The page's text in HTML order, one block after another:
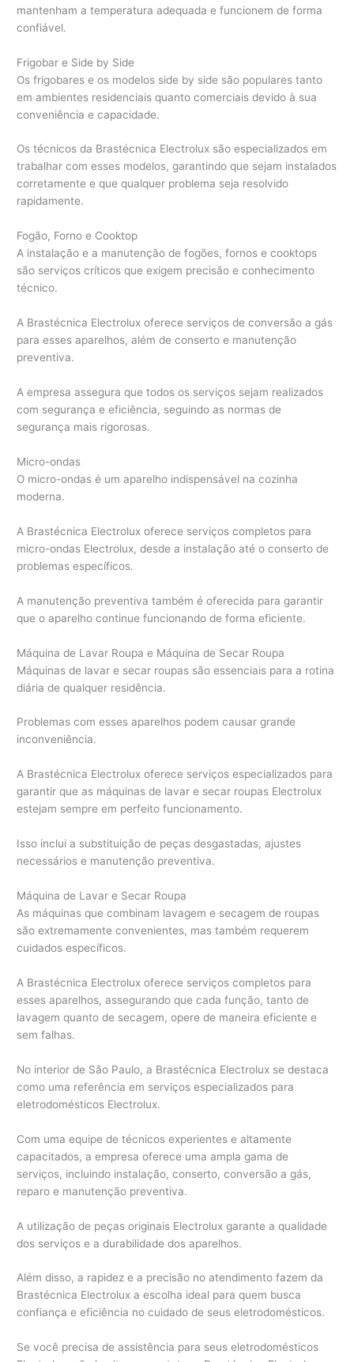
mantenham a temperatura adequada e funcionem de forma
confiável.
Frigobar e Side by Side
Os frigobares e os modelos side by side são populares tanto
em ambientes residenciais quanto comerciais devido à sua
conveniência e capacidade.
Os técnicos da Brastécnica Electrolux são especializados em
trabalhar com esses modelos, garantindo que sejam instalados
corretamente e que qualquer problema seja resolvido
rapidamente.
Fogão, Forno e Cooktop
A instalação e a manutenção de fogões, fornos e cooktops
são serviços críticos que exigem precisão e conhecimento
técnico.
A Brastécnica Electrolux oferece serviços de conversão a gás
para esses aparelhos, além de conserto e manutenção
preventiva.
A empresa assegura que todos os serviços sejam realizados
com segurança e eficiência, seguindo as normas de
segurança mais rigorosas.
Micro-ondas
O micro-ondas é um aparelho indispensável na cozinha
moderna.
A Brastécnica Electrolux oferece serviços completos para
micro-ondas Electrolux, desde a instalação até o conserto de
problemas específicos.
A manutenção preventiva também é oferecida para garantir
que o aparelho continue funcionando de forma eficiente.
Máquina de Lavar Roupa e Máquina de Secar Roupa
Máquinas de lavar e secar roupas são essenciais para a rotina
diária de qualquer residência.
Problemas com esses aparelhos podem causar grande
inconveniência.
A Brastécnica Electrolux oferece serviços especializados para
garantir que as máquinas de lavar e secar roupas Electrolux
estejam sempre em perfeito funcionamento.
Isso inclui a substituição de peças desgastadas, ajustes
necessários e manutenção preventiva.
Máquina de Lavar e Secar Roupa
As máquinas que combinam lavagem e secagem de roupas
são extremamente convenientes, mas também requerem
cuidados específicos.
A Brastécnica Electrolux oferece serviços completos para
esses aparelhos, assegurando que cada função, tanto de
lavagem quanto de secagem, opere de maneira eficiente e
sem falhas.
No interior de São Paulo, a Brastécnica Electrolux se destaca
como uma referência em serviços especializados para
eletrodomésticos Electrolux.
Com uma equipe de técnicos experientes e altamente
capacitados, a empresa oferece uma ampla gama de
serviços, incluindo instalação, conserto, conversão a gás,
reparo e manutenção preventiva.
A utilização de peças originais Electrolux garante a qualidade
dos serviços e a durabilidade dos aparelhos.
Além disso, a rapidez e a precisão no atendimento fazem da
Brastécnica Electrolux a escolha ideal para quem busca
confiança e eficiência no cuidado de seus eletrodomésticos.
Se você precisa de assistência para seus eletrodomésticos